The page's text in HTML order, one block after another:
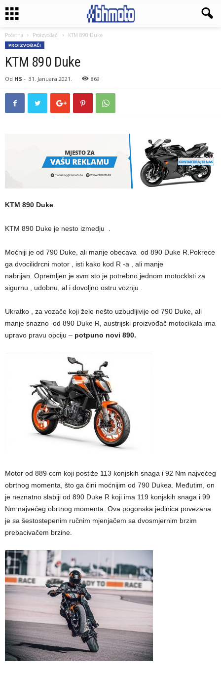
Početna Proizvođači KTM 890 Duke
PROIZVOĐAČI
KTM 890 Duke
Od HS - 31. Januara 2021. 869
KTM 890 Duke
KTM 890 Duke je nesto izmedju .
Moćniji je od 790 Duke, ali manje obecava od 890 Duke R.Pokrece
ga dvocilidrcni motor , isti kako kod R -a , ali manje
nabrijan..Opremljen je svm sto je potrebno jednom motocklsti za
sigurnu , udobnu, al i dovoljno ostru voznju .
Ukratko , za vozače koji žele nešto uzbudljivije od 790 Duke, ali
manje snazno od 890 Duke R, austrijski proizvođač motocikala ima
upravo pravu opciju – potpuno novi 890.
Motor od 889 ccm koji postiže 113 konjskih snaga i 92 Nm najvećeg
obrtnog momenta, što ga čini moćnijim od 790 Dukea. Međutim, on
je neznatno slabiji od 890 Duke R koji ima 119 konjskih snaga i 99
Nm najvećeg obrtnog momenta. Ova pogonska jedinica povezana
je sa šestostepenim ručnim mjenjačem sa dvosmjernim brzim
prebacivačem brzine.